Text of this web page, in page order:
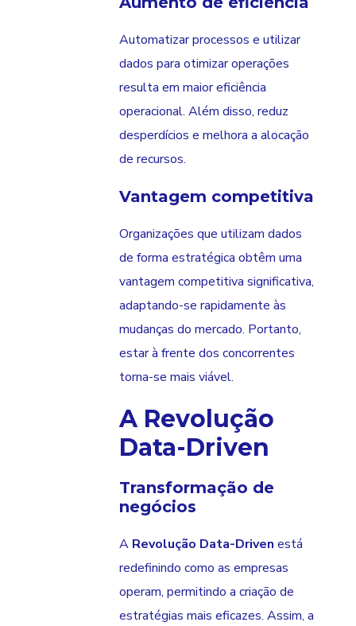
Automatizar processos e utilizar
dados para otimizar operações
resulta em maior eficiência
operacional. Além disso, reduz
desperdícios e melhora a alocação
de recursos.
Vantagem competitiva
Organizações que utilizam dados
de forma estratégica obtêm uma
vantagem competitiva significativa,
adaptando-se rapidamente às
mudanças do mercado. Portanto,
estar à frente dos concorrentes
torna-se mais viável.
A Revolução
Data-Driven
Transformação de
negócios
A Revolução Data-Driven está
redefinindo como as empresas
operam, permitindo a criação de
estratégias mais eficazes. Assim, a